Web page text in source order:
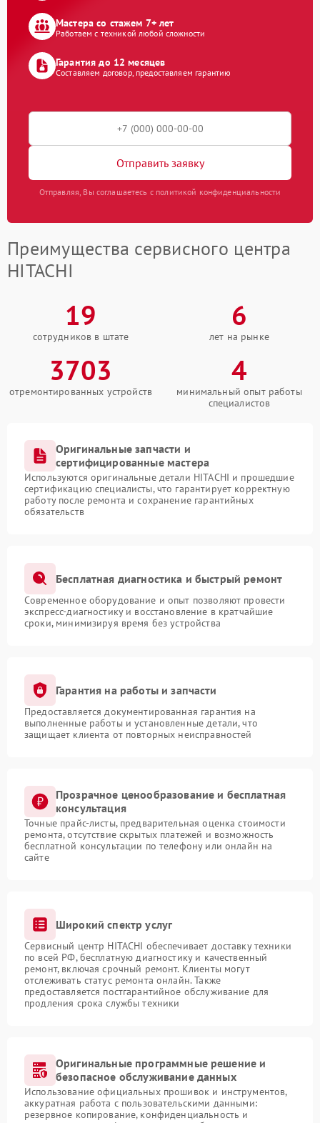
Мастера со стажем 7+ лет
Работаем с техникой любой сложности
Гарантия до 12 месяцев
Составляем договор, предоставляем гарантию
Отправить заявку
Отправляя, Вы соглашаетесь с политикой конфиденциальности
Преимущества сервисного центра
HITACHI
19
сотрудников в штате
6
лет на рынке
3703
отремонтированных устройств
4
минимальный опыт работы
специалистов
Оригинальные запчасти и
сертифицированные мастера
Используются оригинальные детали HITACHI и прошедшие
сертификацию специалисты, что гарантирует корректную
работу после ремонта и сохранение гарантийных
обязательств
Бесплатная диагностика и быстрый ремонт
Современное оборудование и опыт позволяют провести
экспресс-диагностику и восстановление в кратчайшие
сроки, минимизируя время без устройства
Гарантия на работы и запчасти
Предоставляется документированная гарантия на
выполненные работы и установленные детали, что
защищает клиента от повторных неисправностей
Прозрачное ценообразование и бесплатная
консультация
Точные прайс-листы, предварительная оценка стоимости
ремонта, отсутствие скрытых платежей и возможность
бесплатной консультации по телефону или онлайн на
сайте
Широкий спектр услуг
Сервисный центр HITACHI обеспечивает доставку техники
по всей РФ, бесплатную диагностику и качественный
ремонт, включая срочный ремонт. Клиенты могут
отслеживать статус ремонта онлайн. Также
предоставляется постгарантийное обслуживание для
продления срока службы техники
Оригинальные программные решение и
безопасное обслуживание данных
Использование официальных прошивок и инструментов,
аккуратная работа с пользовательскими данными:
резервное копирование, конфиденциальность и